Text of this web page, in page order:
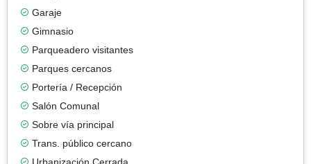
Garaje
Gimnasio
Parqueadero visitantes
Parques cercanos
Portería / Recepción
Salón Comunal
Sobre vía principal
Trans. público cercano
Urbanización Cerrada